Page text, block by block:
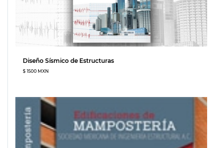
Diseño Sísmico de Estructuras
$ 1500 MXN